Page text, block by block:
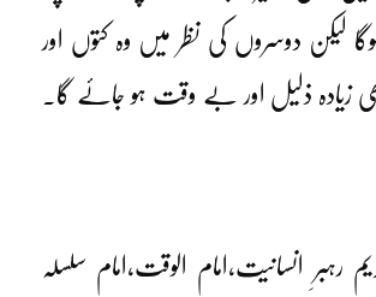
لیکن دوسروں کی نظر میں وہ کتوں اور
زیادہ ذلیل اور بے وقت ہو جائے گا۔
رہبرِ انسانیت،امام الوقت،امام سلسلہ